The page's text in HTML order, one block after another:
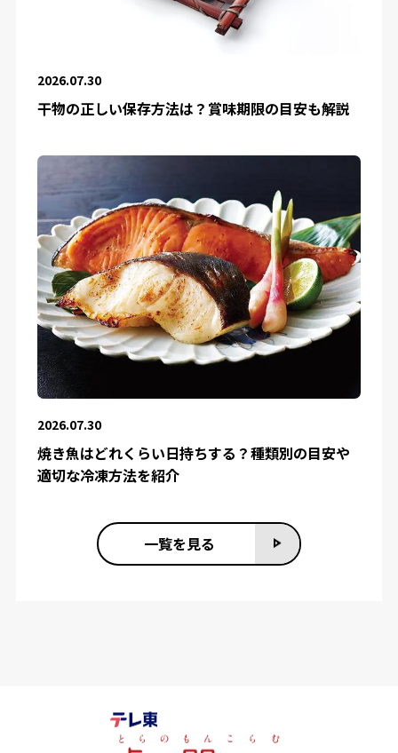
2026.07.30
干物の正しい保存方法は？賞味期限の目安も解説
2026.07.30
焼き魚はどれくらい日持ちする？種類別の目安や
適切な冷凍方法を紹介
一覧を見る